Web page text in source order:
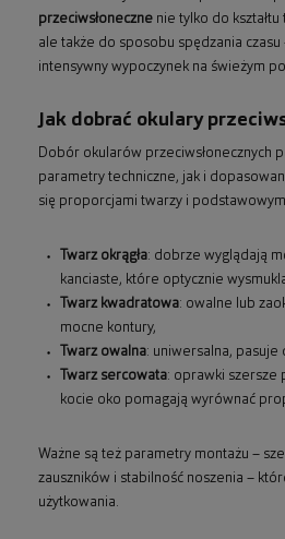
przeciwsłoneczne nie tylko do
ale także do sposobu spędzania
intensywny wypoczynek na świeżym
Jak dobrać okulary
Dobór okularów przeciwsłonecznych
parametry techniczne, jak i
się proporcjami twarzy i
Twarz okrągła: dobrze wyglądają
kanciaste, które optycznie
Twarz kwadratowa: owalne lub
mocne kontury,
Twarz owalna: uniwersalna, pasuje
Twarz sercowata: oprawki szersze
kocie oko pomagają wyrównać
Ważne są też parametry montażu –
zauszników i stabilność noszenia –
użytkowania.